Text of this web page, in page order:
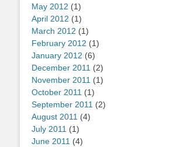
May 2012 (1)
April 2012 (1)
March 2012 (1)
February 2012 (1)
January 2012 (6)
December 2011 (2)
November 2011 (1)
October 2011 (1)
September 2011 (2)
August 2011 (4)
July 2011 (1)
June 2011 (4)